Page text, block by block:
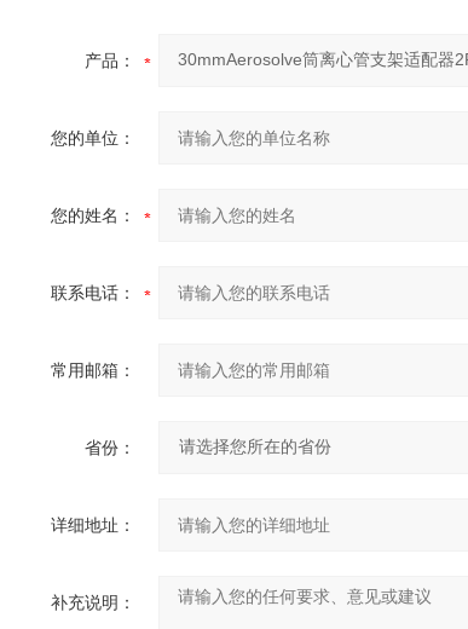
产品：
您的单位：
您的姓名：
联系电话：
常用邮箱：
省份：
详细地址：
补充说明：